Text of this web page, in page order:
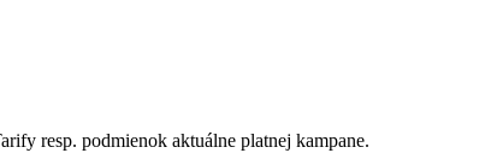
resp. podmienok aktuálne platnej kampane.